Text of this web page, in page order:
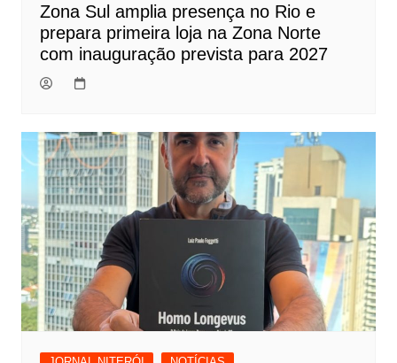
Zona Sul amplia presença no Rio e
prepara primeira loja na Zona Norte
com inauguração prevista para 2027